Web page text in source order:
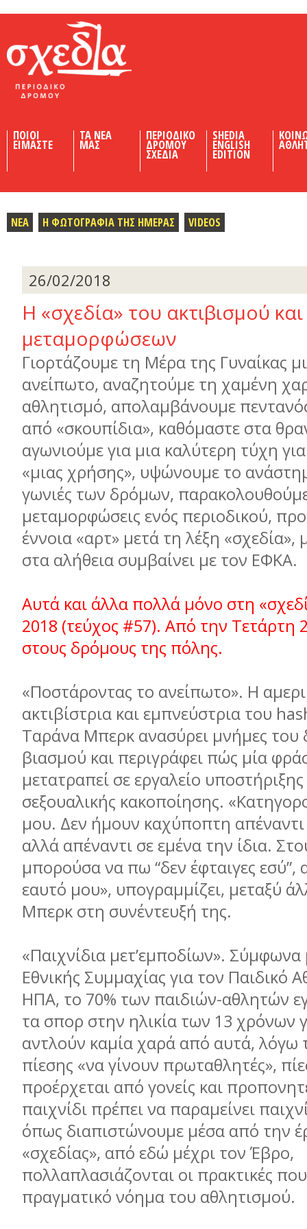
ΠΟΙΟΙ
ΕΙΜΑΣΤΕ
ΤΑ ΝΕΑ
ΜΑΣ
ΠΕΡΙΟΔΙΚΟ
ΔΡΟΜΟΥ
ΣΧΕΔΙΑ
SHEDIA
ENGLISH
EDITION
ΝΕΑ Η ΦΩΤΟΓΡΑΦΙΑ ΤΗΣ ΗΜΕΡΑΣ VIDEOS
26/02/2018
Η «σχεδία» του ακτιβισμού
μεταμορφώσεων
Γιορτάζουμε τη Μέρα της Γυναίκας
ανείπωτο, αναζητούμε τη χαμένη
αθλητισμό, απολαμβάνουμε
από «σκουπίδια», καθόμαστε στα
αγωνιούμε για μια καλύτερη τύχη
«μιας χρήσης», υψώνουμε το
γωνιές των δρόμων,
μεταμορφώσεις ενός περιοδικού,
έννοια «αρτ» μετά τη λέξη «σχεδία»,
στα αλήθεια συμβαίνει με τον ΕΦΚΑ.
Αυτά και άλλα πολλά μόνο στη
2018 (τεύχος #57). Από την Τετάρτη
στους δρόμους της πόλης.
«Ποστάροντας το ανείπωτο». Η
ακτιβίστρια και εμπνεύστρια του
Ταράνα Μπερκ ανασύρει μνήμες του
βιασμού και περιγράφει πώς μία
μετατραπεί σε εργαλείο
σεξουαλικής κακοποίησης.
μου. Δεν ήμουν καχύποπτη απέναντι
αλλά απέναντι σε εμένα την ίδια.
μπορούσα να πω “δεν έφταιγες εσύ”,
εαυτό μου», υπογραμμίζει, μεταξύ
Μπερκ στη συνέντευξή της.
«Παιχνίδια μετ’εμποδίων». Σύμφωνα
Εθνικής Συμμαχίας για τον Παιδικό
ΗΠΑ, το 70% των παιδιών-αθλητών
τα σπορ στην ηλικία των 13 χρόνων
αντλούν καμία χαρά από αυτά, λόγω
πίεσης «να γίνουν πρωταθλητές»,
προέρχεται από γονείς και
παιχνίδι πρέπει να παραμείνει
όπως διαπιστώνουμε μέσα από την
«σχεδίας», από εδώ μέχρι τον Έβρο,
πολλαπλασιάζονται οι πρακτικές
πραγματικό νόημα του αθλητισμού.